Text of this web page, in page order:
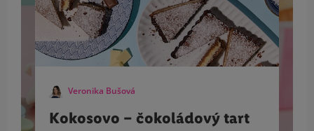
Veronika Bušová
Kokosovo – čokoládový tart